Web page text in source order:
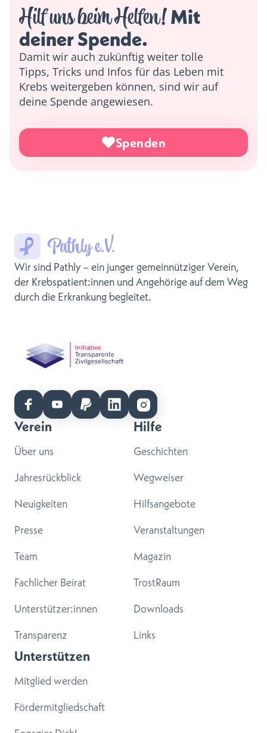
Hilf uns beim Helfen! Mit
deiner Spende.
Damit wir auch zukünftig weiter tolle
Tipps, Tricks und Infos für das Leben mit
Krebs weitergeben können, sind wir auf
deine Spende angewiesen.
Spenden
Wir sind Pathly – ein junger gemeinnütziger Verein,
der Krebspatient:innen und Angehörige auf dem Weg
durch die Erkrankung begleitet.
Verein
Über uns
Jahresrückblick
Neuigkeiten
Presse
Team
Fachlicher Beirat
Unterstützer:innen
Transparenz
Hilfe
Geschichten
Wegweiser
Hilfsangebote
Veranstaltungen
Magazin
TrostRaum
Downloads
Links
Unterstützen
Mitglied werden
Fördermitgliedschaft